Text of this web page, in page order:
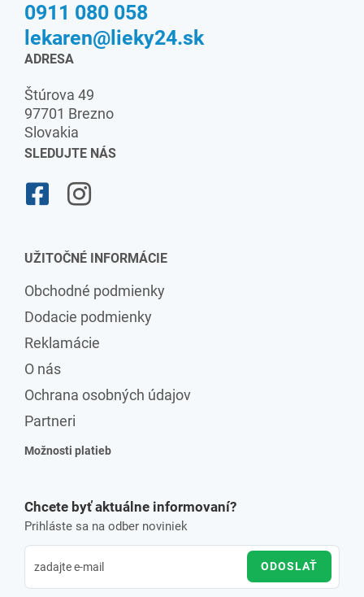
0911 080 058
lekaren@lieky24.sk
ADRESA
Štúrova 49
97701 Brezno
Slovakia
SLEDUJTE NÁS
UŽITOČNÉ INFORMÁCIE
Obchodné podmienky
Dodacie podmienky
Reklamácie
O nás
Ochrana osobných údajov
Partneri
Možnosti platieb
Chcete byť aktuálne informovaní?
Prihláste sa na odber noviniek
ODOSLAŤ